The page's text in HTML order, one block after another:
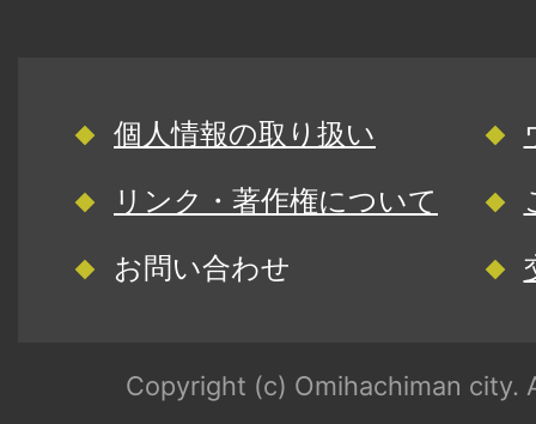
個人情報の取り扱い
リンク・著作権について
お問い合わせ
Copyright (c) Omihachiman city.